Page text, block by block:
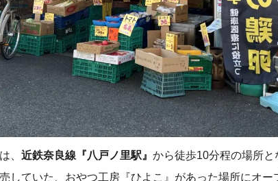
、 近鉄奈良線『八戸ノ里駅』 から徒歩10分程の場所と
していた、おやつ工房『ひよこ』があった場所にオー